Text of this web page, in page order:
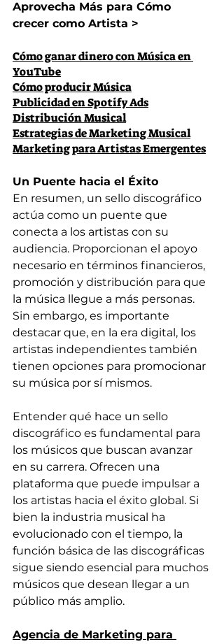
Aprovecha Más para Cómo
crecer como Artista >
Cómo ganar dinero con Música en
YouTube
Cómo producir Música
Publicidad en Spotify Ads
Distribución Musical
Estrategias de Marketing Musical
Marketing para Artistas Emergentes
Un Puente hacia el Éxito
En resumen, un sello discográfico
actúa como un puente que
conecta a los artistas con su
audiencia. Proporcionan el apoyo
necesario en términos financieros,
promoción y distribución para que
la música llegue a más personas.
Sin embargo, es importante
destacar que, en la era digital, los
artistas independientes también
tienen opciones para promocionar
su música por sí mismos.
Entender qué hace un sello
discográfico es fundamental para
los músicos que buscan avanzar
en su carrera. Ofrecen una
plataforma que puede impulsar a
los artistas hacia el éxito global. Si
bien la industria musical ha
evolucionado con el tiempo, la
función básica de las discográficas
sigue siendo esencial para muchos
músicos que desean llegar a un
público más amplio.
Agencia de Marketing para